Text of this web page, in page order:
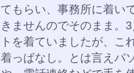
てもらい、事務所に着い
きませんのでそのまま。
トを着ていましたが、こ
着っぱなし。とは言えパ